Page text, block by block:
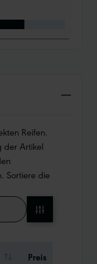
Reifen.
der Artikel
Sortiere die
Preis